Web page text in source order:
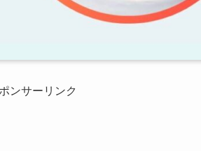
ンサーリンク